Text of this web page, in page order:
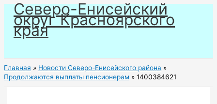
Перейти
содержимому
Северо-Енисейский
округ Красноярского
края
Главная
Новости Северо-Енисейского района
Продолжаются выплаты пенсионерам
1400384621